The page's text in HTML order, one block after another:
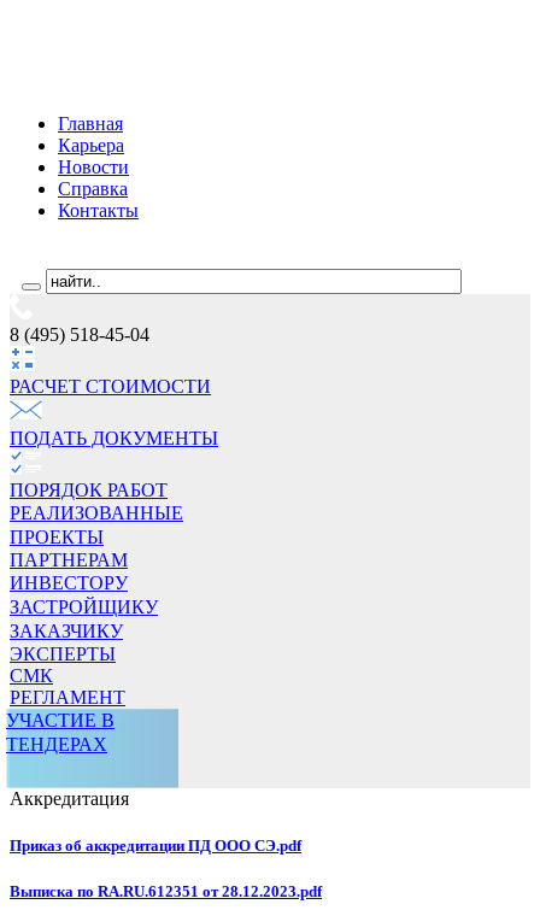
Главная
Карьера
Новости
Справка
Контакты
8 (495) 518-45-04
РАСЧЕТ СТОИМОCТИ
ПОДАТЬ ДОКУМЕНТЫ
ПОРЯДОК РАБОТ
РЕАЛИЗОВАННЫЕ
ПРОЕКТЫ
ПАРТНЕРАМ
ИНВЕСТОРУ
ЗАСТРОЙЩИКУ
ЗАКАЗЧИКУ
ЭКСПЕРТЫ
СМК
РЕГЛАМЕНТ
УЧАСТИЕ В
ТЕНДЕРАХ
Аккредитация
Приказ об аккредитации ПД ООО СЭ.pdf
Выписка по RA.RU.612351 от 28.12.2023.pdf